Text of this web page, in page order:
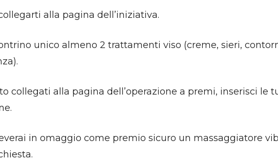
alla pagina dell’iniziativa.
unico almeno 2 trattamenti viso (creme, sieri,
collegati alla pagina dell’operazione a premi, inserisci le
in omaggio come premio sicuro un massaggiatore